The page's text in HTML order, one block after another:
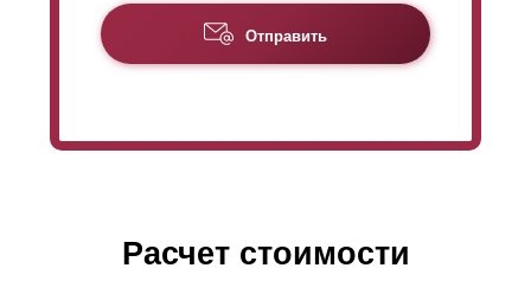
Отправить
Расчет стоимости